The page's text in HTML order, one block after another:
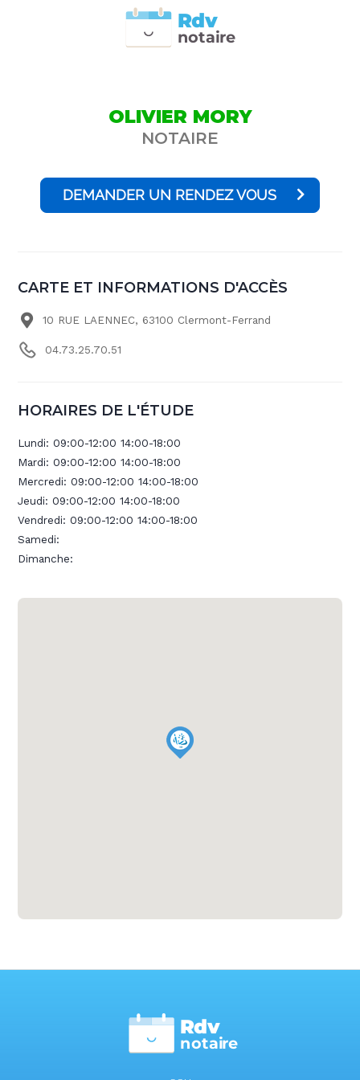
notaire
Rdv
OLIVIER MORY
NOTAIRE
DEMANDER UN RENDEZ VOUS
CARTE ET INFORMATIONS D'ACCÈS
10 RUE LAENNEC, 63100 Clermont-Ferrand
04.73.25.70.51
HORAIRES DE L'ÉTUDE
Lundi:09:00-12:00 14:00-18:00
Mardi:09:00-12:00 14:00-18:00
Mercredi:09:00-12:00 14:00-18:00
Jeudi:09:00-12:00 14:00-18:00
Vendredi:09:00-12:00 14:00-18:00
Samedi:
Dimanche:
notaire
Rdv